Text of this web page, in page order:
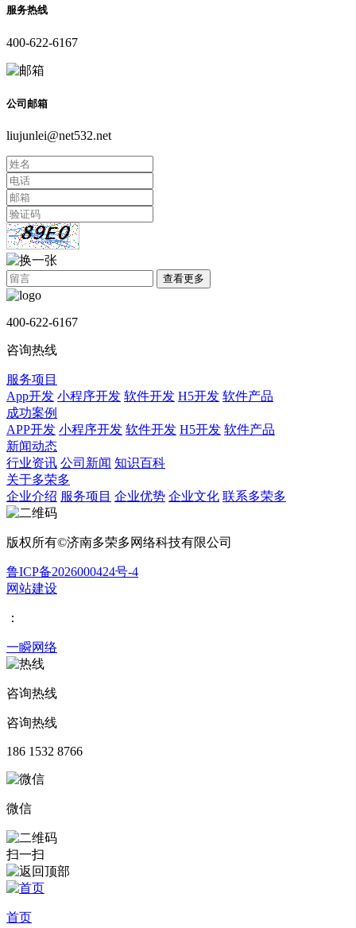
服务热线
400-622-6167
公司邮箱
liujunlei@net532.net
查看更多
400-622-6167
咨询热线
服务项目
App开发 小程序开发 软件开发 H5开发 软件产品
成功案例
APP开发 小程序开发 软件开发 H5开发 软件产品
新闻动态
行业资讯 公司新闻 知识百科
关于多荣多
企业介绍 服务项目 企业优势 企业文化 联系多荣多
版权所有©济南多荣多网络科技有限公司
鲁ICP备2026000424号-4
网站建设
：
一瞬网络
咨询热线
咨询热线
186 1532 8766
微信
扫一扫
首页